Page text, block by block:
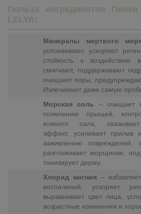
Польза ингредиентов
LELYA:
Минералы мертвого
успокаивают, ускоряют
стойкость к воздействию
смягчают, поддерживают
очищают поры,
Излечивают даже самую
Морская соль – очищает
появлению прыщей,
кожного сала, оказывает
эффект, усиливает прилив
заживлению повреждений,
разглаживает морщинки,
тонизирует дерму.
Хлорид магния –
воспалений, ускоряет
выравнивает цвет лица,
возрастные изменения и